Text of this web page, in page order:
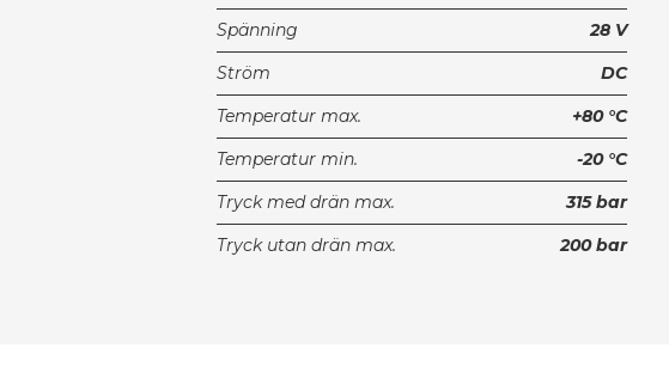
Spänning
28 V
Ström
DC
Temperatur max.
+80 °C
Temperatur min.
-20 °C
Tryck med drän max.
315 bar
Tryck utan drän max.
200 bar